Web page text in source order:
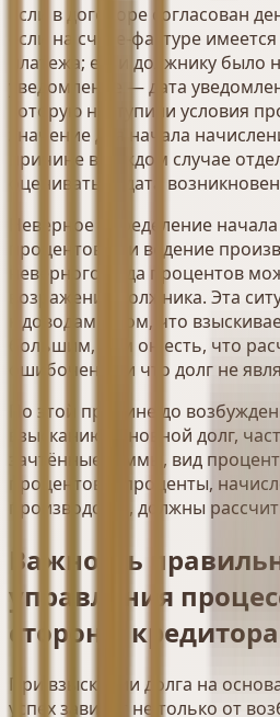
Если в договоре согласован
если на счёте-фактуре
платежа; если должнику было
уведомление — дата
которую наступили условия
значение для начала
причине в каждом случае
оцениваться дата
Неверное определение
процентов или ведение
неверного вида процентов
возражение должника. Эта
к доводам о том, что
большим, чем он есть, что
ошибочен или что долг не
По этой причине до
взысканию основной долг,
зачтённые суммы, вид
процентов и проценты,
производства, должны
Важность
управления
стороны кредитора
При взыскании долга на
успех зависит не только от